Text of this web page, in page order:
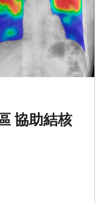
協助結核